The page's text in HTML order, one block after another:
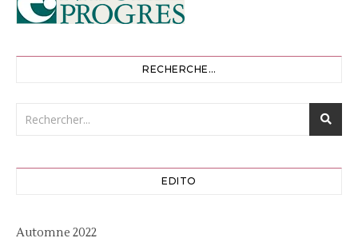
RECHERCHE…
EDITO
Automne 2022